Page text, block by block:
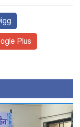
Plus